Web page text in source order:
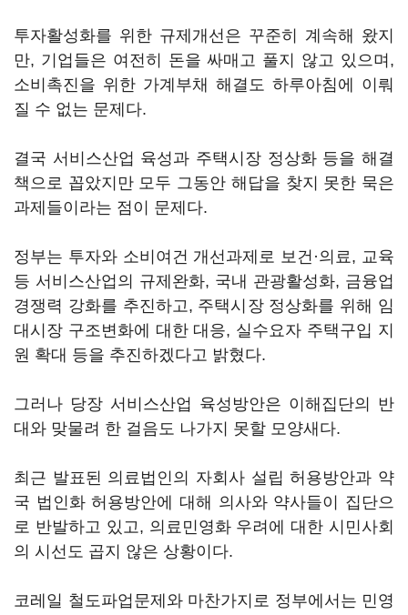
투자활성화를 위한 규제개선은 꾸준히 계속해 왔지
만, 기업들은 여전히 돈을 싸매고 풀지 않고 있으며,
소비촉진을 위한 가계부채 해결도 하루아침에 이뤄
질 수 없는 문제다.
결국 서비스산업 육성과 주택시장 정상화 등을 해결
책으로 꼽았지만 모두 그동안 해답을 찾지 못한 묵은
과제들이라는 점이 문제다.
정부는 투자와 소비여건 개선과제로 보건·의료, 교육
등 서비스산업의 규제완화, 국내 관광활성화, 금융업
경쟁력 강화를 추진하고, 주택시장 정상화를 위해 임
대시장 구조변화에 대한 대응, 실수요자 주택구입 지
원 확대 등을 추진하겠다고 밝혔다.
그러나 당장 서비스산업 육성방안은 이해집단의 반
대와 맞물려 한 걸음도 나가지 못할 모양새다.
최근 발표된 의료법인의 자회사 설립 허용방안과 약
국 법인화 허용방안에 대해 의사와 약사들이 집단으
로 반발하고 있고, 의료민영화 우려에 대한 시민사회
의 시선도 곱지 않은 상황이다.
코레일 철도파업문제와 마찬가지로 정부에서는 민영